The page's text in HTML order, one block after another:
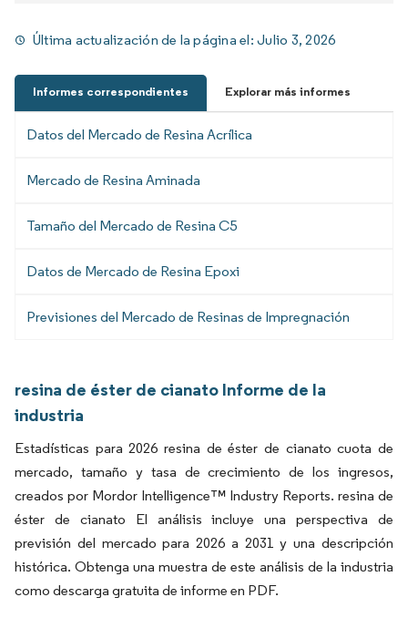
Última actualización de la página el:Julio 3, 2026
Informes correspondientes Explorar más informes
Datos del Mercado de Resina Acrílica
Mercado de Resina Aminada
Tamaño del Mercado de Resina C5
Datos de Mercado de Resina Epoxi
Previsiones del Mercado de Resinas de Impregnación
resina de éster de cianato Informe de la
industria
Estadísticas para 2026 resina de éster de cianato cuota de
mercado, tamaño y tasa de crecimiento de los ingresos,
creados por Mordor Intelligence™ Industry Reports. resina de
éster de cianato El análisis incluye una perspectiva de
previsión del mercado para 2026 a 2031 y una descripción
histórica. Obtenga una muestra de este análisis de la industria
como descarga gratuita de informe en PDF.